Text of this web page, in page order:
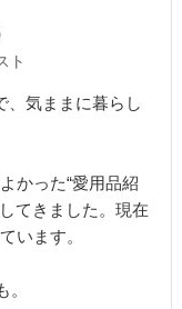
ト
、気ままに暮らし
かった“愛用品紹
てきました。現在
います。